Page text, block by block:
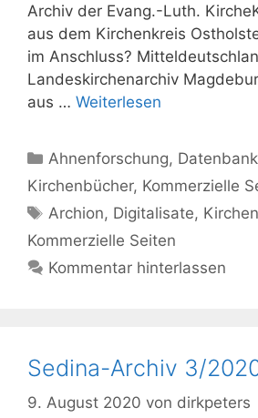
Archiv der Evang.-Luth.
aus dem Kirchenkreis
im Anschluss?
Landeskirchenarchiv
aus … Weiterlesen
Kategorien
Ahnenforschung,
Kirchenbücher, Kommerzielle
Schlagwörter
Archion, Digitalisate,
Kommerzielle Seiten
Kommentar hinterlassen
Sedina-Archiv 3/
9. August 2020 von dirkpeters